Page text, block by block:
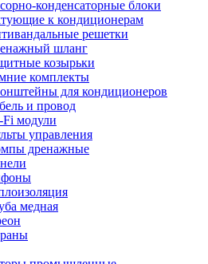
конденсаторные блоки
к кондиционерам
решетки
шланг
козырьки
комплекты
для кондиционеров
и провод
Fi модули
управления
дренажные
медная